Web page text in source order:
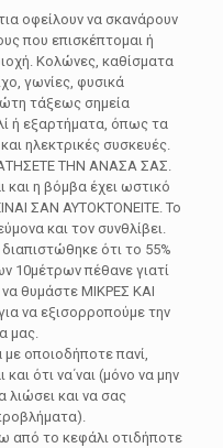
οφείλουν να σκανάρουν
που επισκέπτομαι ή
Κολώνες, καθίσματα
γωνίες, φυσικά
τάξεως σημεία
ή εξαρτήματα, όπως τα
ηλεκτρικές συσκευές.
ΤΗΝ ΑΝΑΣΑ ΣΑΣ.
και η βόμβα έχει ωστικό
ΣΑΝ ΑΥΤΟΚΤΟΝΕΙΤΕ. Το
και τον συνθλίβει.
ότι το 55%
πέθανε γιατί
θυμάστε ΜΙΚΡΕΣ ΚΑΙ
να εξισορροπούμε την
μας.
οποιοδήποτε πανί,
ότι να΄ναι (μόνο να μην
λιώσει και να σας
από το κεφάλι οτιδήποτε